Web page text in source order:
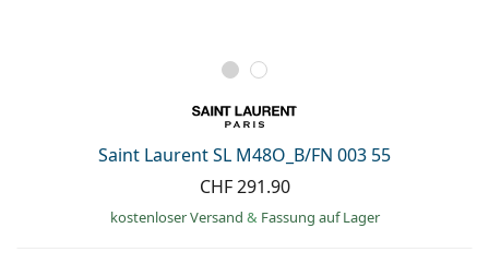
Saint Laurent SL M48O_B/FN 003 55
CHF 291.90
kostenloser Versand & Fassung auf Lager